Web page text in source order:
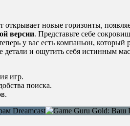
открывает новые горизонты,
версии. Представьте себе
у вас есть компаньон,
и ощутить себя истинным
игр.
поиска.